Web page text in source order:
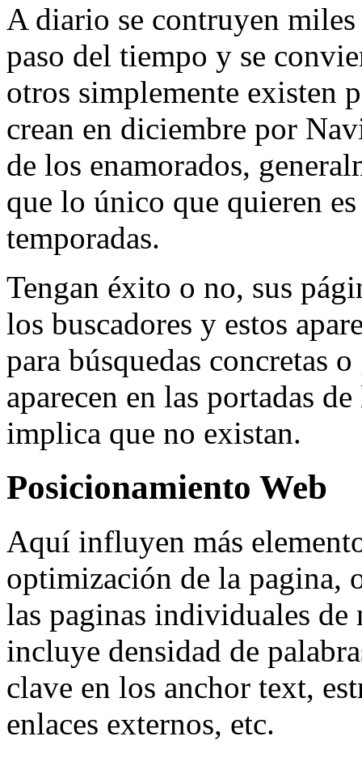
A diario se contruyen
paso del tiempo y se
otros simplemente existen
crean en diciembre por
de los enamorados,
que lo único que quieren
temporadas.
Tengan éxito o no, sus
los buscadores y estos
para búsquedas concretas
aparecen en las portadas
implica que no existan.
Posicionamiento Web
Aquí influyen más
optimización de la pagina,
las paginas individuales
incluye densidad de
clave en los anchor text,
enlaces externos, etc.